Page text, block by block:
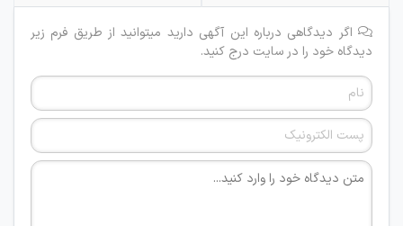
اگر دیدگاهی درباره این آگهی دارید میتوانید از طریق فرم زیر
دیدگاه خود را در سایت درج کنید.